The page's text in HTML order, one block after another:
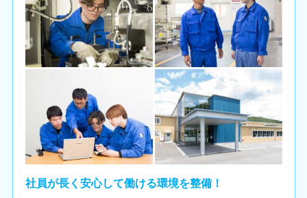
社員が長く安心して働ける環境を整備！